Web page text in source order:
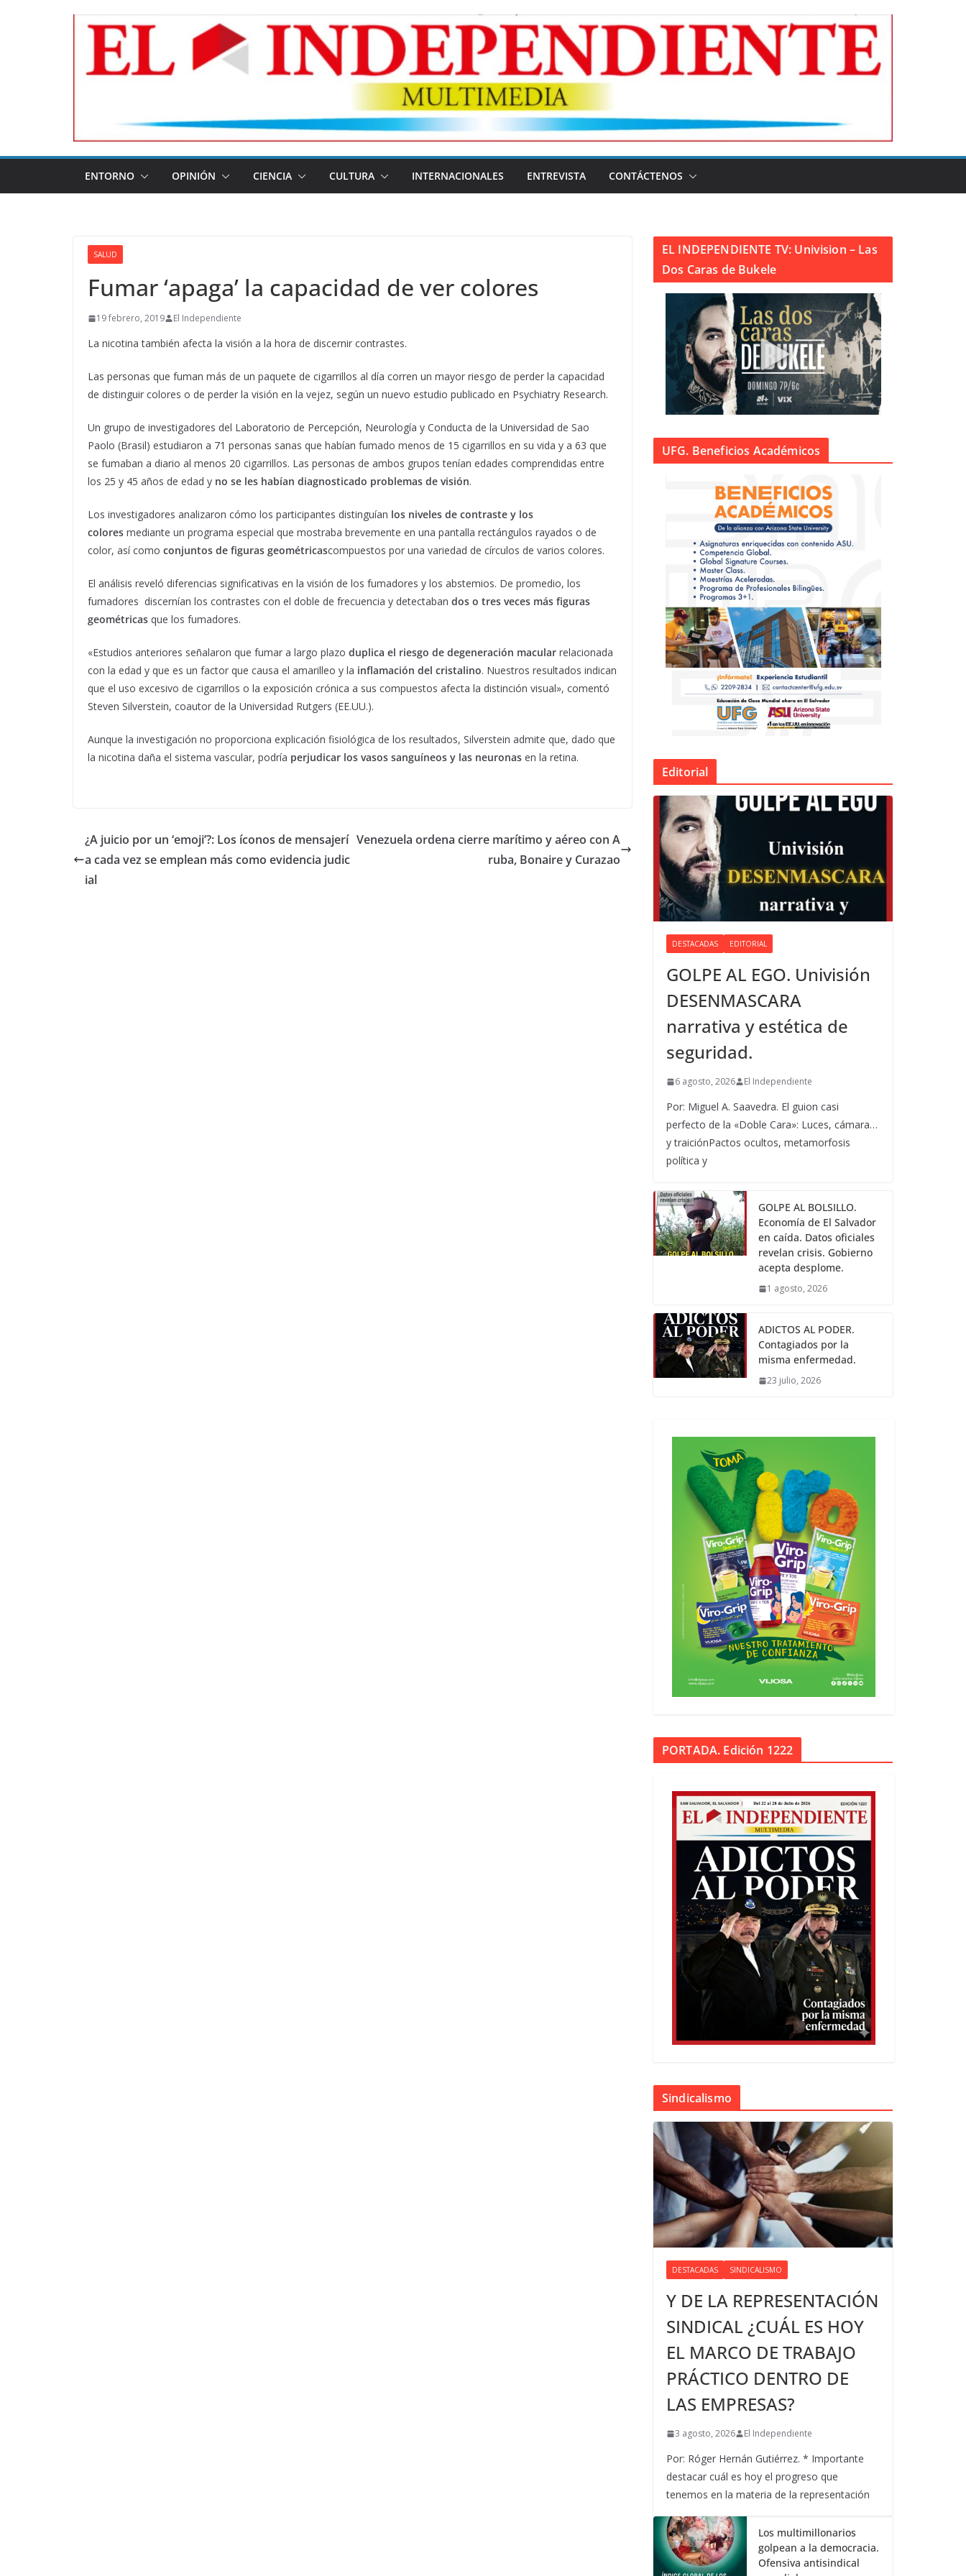
ENTORNO OPINIÓN CIENCIA CULTURA INTERNACIONALES ENTREVISTA CONTÁCTENOS
SALUD
Fumar ‘apaga’ la capacidad de ver colores
19 febrero, 2019 El Independiente
La nicotina también afecta la visión a la hora de discernir contrastes.
Las personas que fuman más de un paquete de cigarrillos al día corren un mayor riesgo de perder la capacidad
de distinguir colores o de perder la visión en la vejez, según un nuevo estudio publicado en Psychiatry Research.
Un grupo de investigadores del Laboratorio de Percepción, Neurología y Conducta de la Universidad de Sao
Paolo (Brasil) estudiaron a 71 personas sanas que habían fumado menos de 15 cigarrillos en su vida y a 63 que
se fumaban a diario al menos 20 cigarrillos. Las personas de ambos grupos tenían edades comprendidas entre
los 25 y 45 años de edad y no se les habían diagnosticado problemas de visión.
Los investigadores analizaron cómo los participantes distinguían los niveles de contraste y los
colores mediante un programa especial que mostraba brevemente en una pantalla rectángulos rayados o de
color, así como conjuntos de figuras geométricascompuestos por una variedad de círculos de varios colores.
El análisis reveló diferencias significativas en la visión de los fumadores y los abstemios. De promedio, los
fumadores discernían los contrastes con el doble de frecuencia y detectaban dos o tres veces más figuras
geométricas que los fumadores.
«Estudios anteriores señalaron que fumar a largo plazo duplica el riesgo de degeneración macular relacionada
con la edad y que es un factor que causa el amarilleo y la inflamación del cristalino. Nuestros resultados indican
que el uso excesivo de cigarrillos o la exposición crónica a sus compuestos afecta la distinción visual», comentó
Steven Silverstein, coautor de la Universidad Rutgers (EE.UU.).
Aunque la investigación no proporciona explicación fisiológica de los resultados, Silverstein admite que, dado que
la nicotina daña el sistema vascular, podría perjudicar los vasos sanguíneos y las neuronas en la retina.
¿A juicio por un ‘emoji’?: Los íconos de mensajerí
a cada vez se emplean más como evidencia judic
ial
Venezuela ordena cierre marítimo y aéreo con A
ruba, Bonaire y Curazao
EL INDEPENDIENTE TV: Univision – Las
Dos Caras de Bukele
UFG. Beneficios Académicos
Editorial
DESTACADAS EDITORIAL
GOLPE AL EGO. Univisión
DESENMASCARA
narrativa y estética de
seguridad.
6 agosto, 2026 El Independiente
Por: Miguel A. Saavedra. El guion casi
perfecto de la «Doble Cara»: Luces, cámara…
y traiciónPactos ocultos, metamorfosis
política y
GOLPE AL BOLSILLO.
Economía de El Salvador
en caída. Datos oficiales
revelan crisis. Gobierno
acepta desplome.
1 agosto, 2026
ADICTOS AL PODER.
Contagiados por la
misma enfermedad.
23 julio, 2026
PORTADA. Edición 1222
Sindicalismo
DESTACADAS SINDICALISMO
Y DE LA REPRESENTACIÓN
SINDICAL ¿CUÁL ES HOY
EL MARCO DE TRABAJO
PRÁCTICO DENTRO DE
LAS EMPRESAS?
3 agosto, 2026 El Independiente
Por: Róger Hernán Gutiérrez. * Importante
destacar cuál es hoy el progreso que
tenemos en la materia de la representación
Los multimillonarios
golpean a la democracia.
Ofensiva antisindical